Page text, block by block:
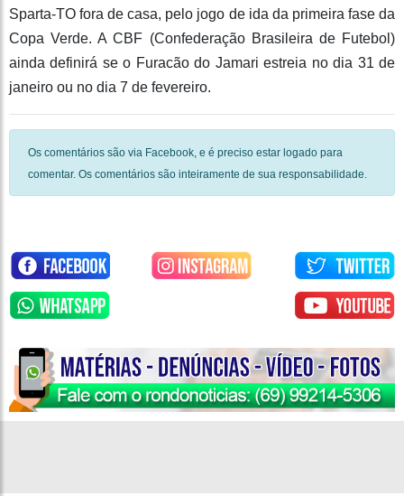
Sparta-TO fora de casa, pelo jogo de ida da primeira fase da
Copa Verde. A CBF (Confederação Brasileira de Futebol)
ainda definirá se o Furacão do Jamari estreia no dia 31 de
janeiro ou no dia 7 de fevereiro.
Os comentários são via Facebook, e é preciso estar logado para
comentar. Os comentários são inteiramente de sua responsabilidade.